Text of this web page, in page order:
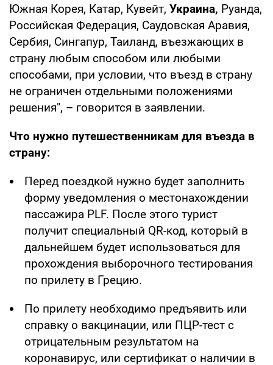
Южная Корея, Катар, Кувейт, Украина, Руанда,
Российская Федерация, Саудовская Аравия,
Сербия, Сингапур, Таиланд, въезжающих в
страну любым способом или любыми
способами, при условии, что въезд в страну
не ограничен отдельными положениями
решения", – говорится в заявлении.
Что нужно путешественникам для въезда в
страну:
Перед поездкой нужно будет заполнить
форму уведомления о местонахождении
пассажира PLF. После этого турист
получит специальный QR-код, который в
дальнейшем будет использоваться для
прохождения выборочного тестирования
по прилету в Грецию.
По прилету необходимо предъявить или
справку о вакцинации, или ПЦР-тест с
отрицательным результатом на
коронавирус, или сертификат о наличии в